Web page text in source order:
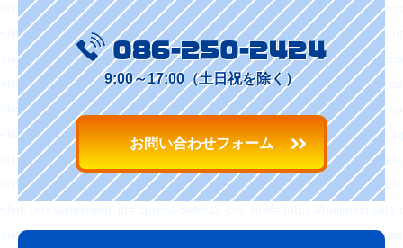
086-250-2424
9:00～17:00（土日祝を除く）
お問い合わせフォーム
<link rel='stylesheet' id='sb-type-ln-flat-css' href='https://
<link rel='stylesheet' id='sb-type-pink-css' href='https://
<link rel='stylesheet' id='sb-type-rtail-css' href='https://
<link rel='stylesheet' id='sb-type-drop-css' href='https://
<link rel='stylesheet' id='sb-type-think-css' href='https://
<link rel='stylesheet' id='sb-no-br-css' href='https://
<link rel='stylesheet' id='ppress-frontend-css' href='https://
<link rel='stylesheet' id='ppress-flatpickr-css' href='https://
<link rel='stylesheet' id='slickcss-css' href='https://hajimecreate.com/